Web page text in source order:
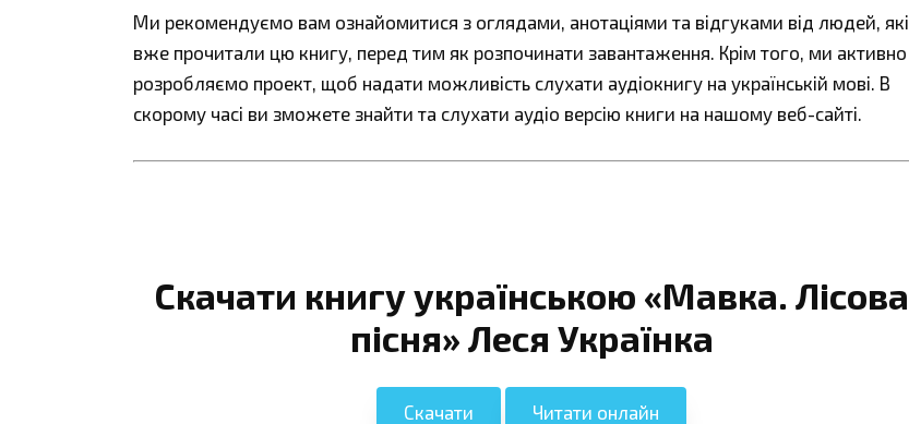
Ми рекомендуємо вам ознайомитися з оглядами, анотаціями та відгуками від людей, які
вже прочитали цю книгу, перед тим як розпочинати завантаження. Крім того, ми активно
розробляємо проект, щоб надати можливість слухати аудіокнигу на українській мові. В
скорому часі ви зможете знайти та слухати аудіо версію книги на нашому веб-сайті.
Скачати книгу українською «Мавка. Лісова
пісня» Леся Українка
Скачати Читати онлайн